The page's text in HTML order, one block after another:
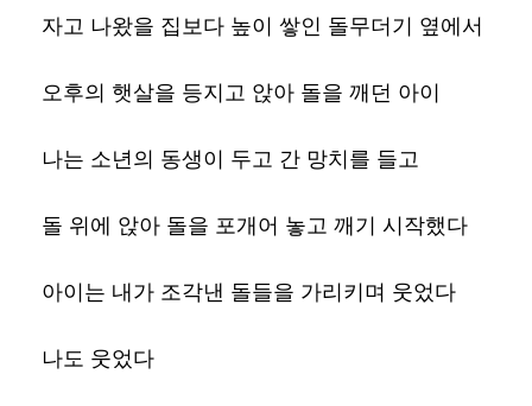
자고 나왔을 집보다 높이 쌓인 돌무더기 옆에서
오후의 햇살을 등지고 앉아 돌을 깨던 아이
나는 소년의 동생이 두고 간 망치를 들고
돌 위에 앉아 돌을 포개어 놓고 깨기 시작했다
아이는 내가 조각낸 돌들을 가리키며 웃었다
나도 웃었다